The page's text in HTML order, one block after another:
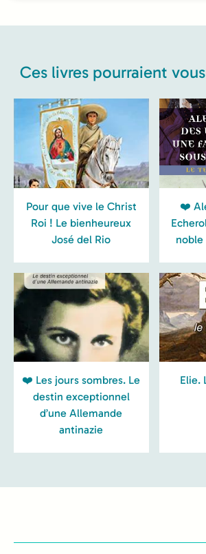
Ces livres pourraient
Pour que vive le Christ
Roi ! Le bienheureux
José del Rio
❤️
noble
❤️ Les jours sombres. Le
destin exceptionnel
d’une Allemande
antinazie
Elie.